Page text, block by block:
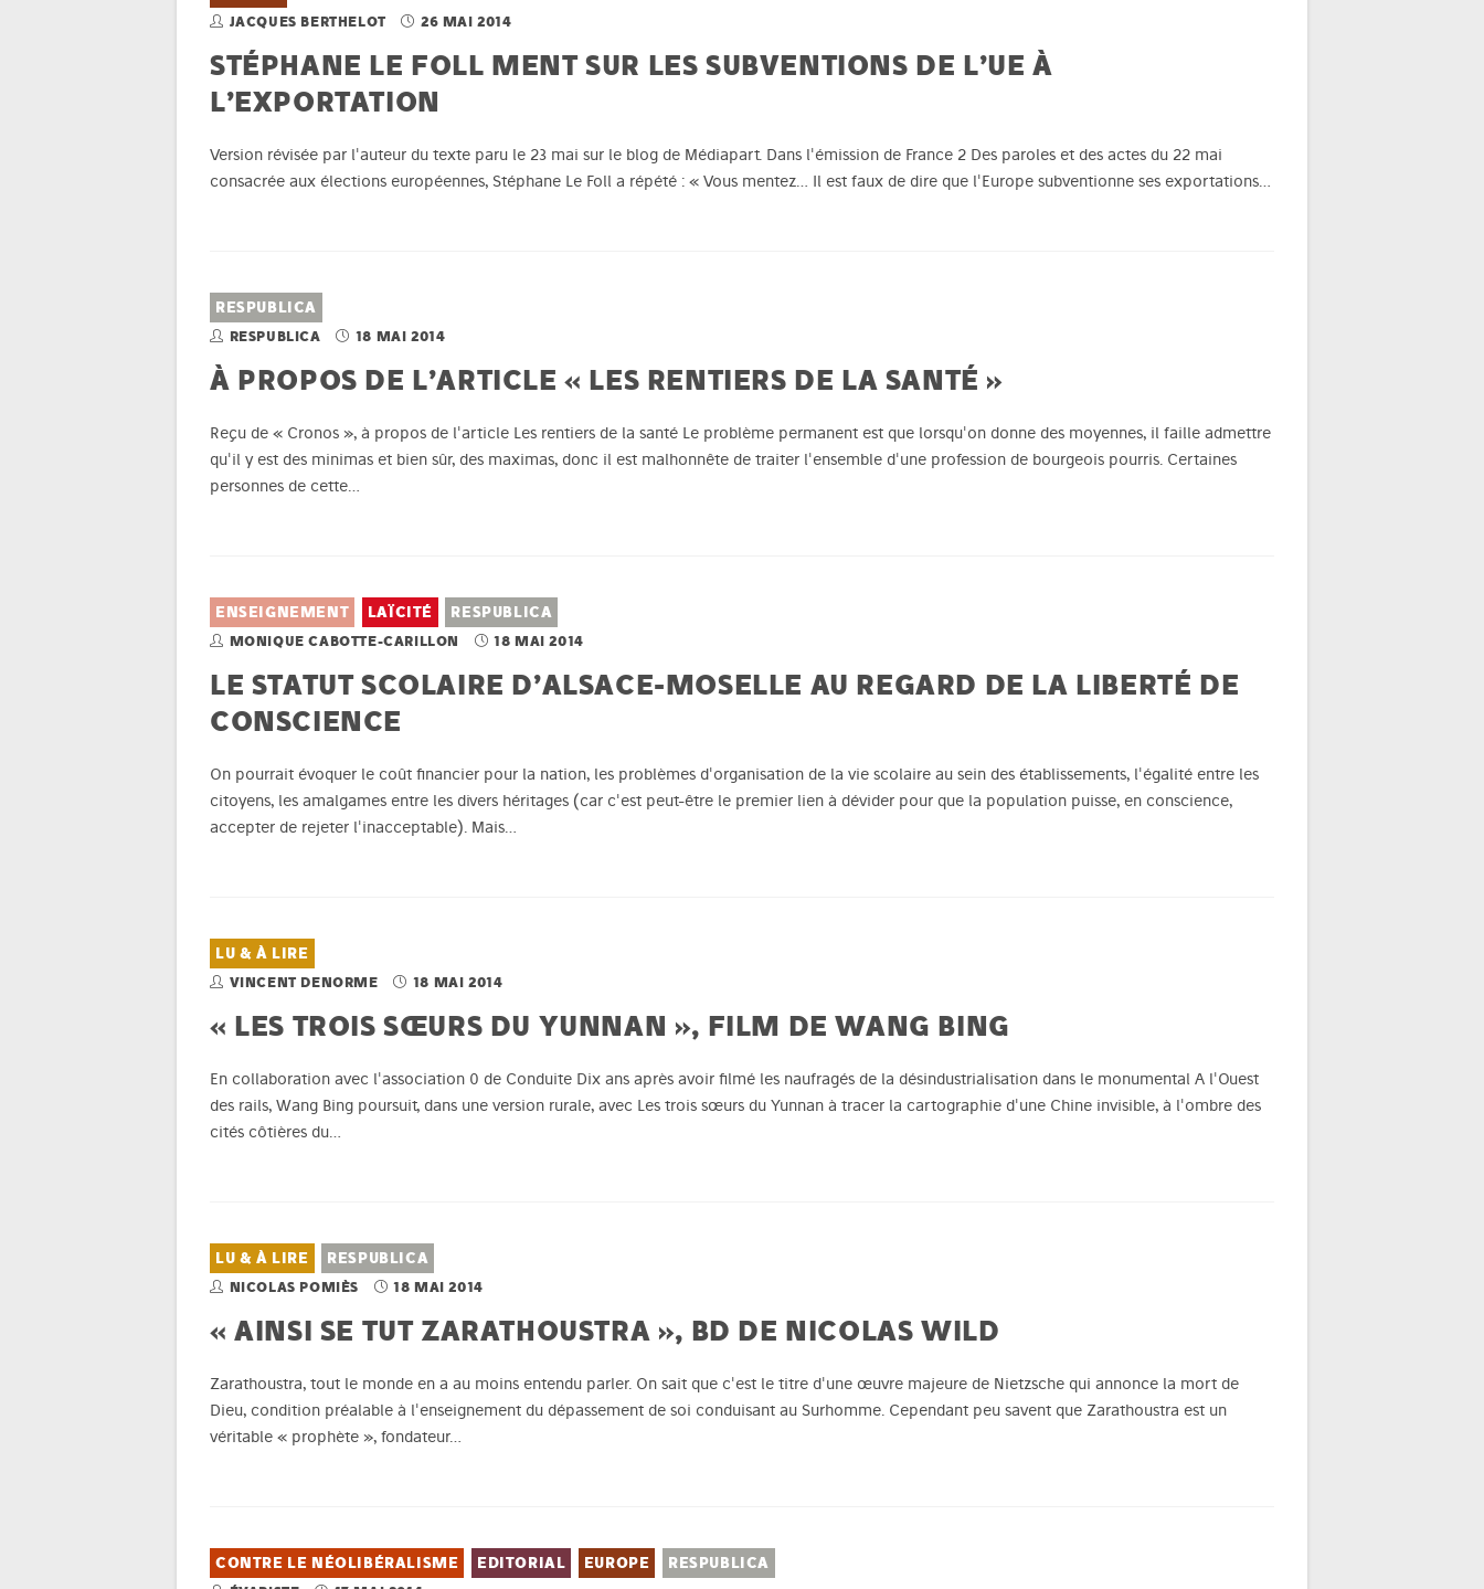
JACQUES BERTHELOT 26 MAI 2014
STÉPHANE LE FOLL MENT SUR LES SUBVENTIONS DE L’UE À
L’EXPORTATION
Version révisée par l'auteur du texte paru le 23 mai sur le blog de Médiapart. Dans l'émission de France 2 Des paroles et des actes du 22 mai
consacrée aux élections européennes, Stéphane Le Foll a répété : « Vous mentez… Il est faux de dire que l'Europe subventionne ses exportations…
RESPUBLICA
RESPUBLICA 18 MAI 2014
À PROPOS DE L’ARTICLE « LES RENTIERS DE LA SANTÉ »
Reçu de « Cronos », à propos de l'article Les rentiers de la santé Le problème permanent est que lorsqu'on donne des moyennes, il faille admettre
qu'il y est des minimas et bien sûr, des maximas, donc il est malhonnête de traiter l'ensemble d'une profession de bourgeois pourris. Certaines
personnes de cette…
ENSEIGNEMENT LAÏCITÉ RESPUBLICA
MONIQUE CABOTTE-CARILLON 18 MAI 2014
LE STATUT SCOLAIRE D’ALSACE-MOSELLE AU REGARD DE LA LIBERTÉ DE
CONSCIENCE
On pourrait évoquer le coût financier pour la nation, les problèmes d'organisation de la vie scolaire au sein des établissements, l'égalité entre les
citoyens, les amalgames entre les divers héritages (car c'est peut-être le premier lien à dévider pour que la population puisse, en conscience,
accepter de rejeter l'inacceptable). Mais…
LU & À LIRE
VINCENT DENORME 18 MAI 2014
« LES TROIS SŒURS DU YUNNAN », FILM DE WANG BING
En collaboration avec l'association 0 de Conduite Dix ans après avoir filmé les naufragés de la désindustrialisation dans le monumental A l'Ouest
des rails, Wang Bing poursuit, dans une version rurale, avec Les trois sœurs du Yunnan à tracer la cartographie d'une Chine invisible, à l'ombre des
cités côtières du…
LU & À LIRE RESPUBLICA
NICOLAS POMIÈS 18 MAI 2014
« AINSI SE TUT ZARATHOUSTRA », BD DE NICOLAS WILD
Zarathoustra, tout le monde en a au moins entendu parler. On sait que c'est le titre d'une œuvre majeure de Nietzsche qui annonce la mort de
Dieu, condition préalable à l'enseignement du dépassement de soi conduisant au Surhomme. Cependant peu savent que Zarathoustra est un
véritable « prophète », fondateur…
CONTRE LE NÉOLIBÉRALISME EDITORIAL EUROPE RESPUBLICA